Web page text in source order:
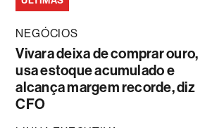
NEGÓCIOS
Vivara deixa de comprar ouro,
usa estoque acumulado e
alcança margem recorde, diz
CFO